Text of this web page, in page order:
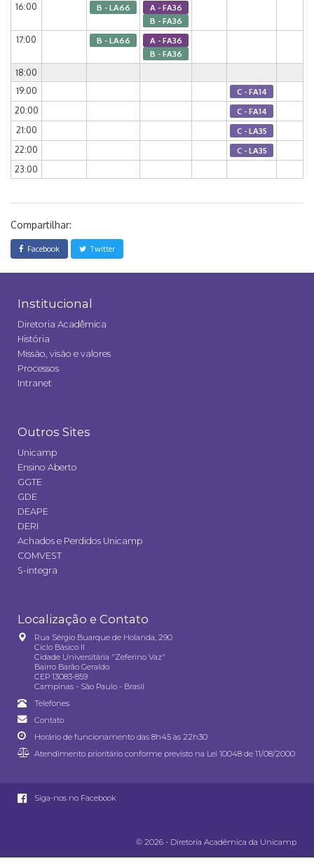
16:00 B - LA66
A - FA36
B - FA36
17:00 B - LA66
A - FA36
B - FA36
18:00
19:00
C - FA14
20:00 C - FA14
21:00 C - LA35
22:00 C - LA35
23:00
Compartilhar:
Facebook Twitter
Institucional
Diretoria Acadêmica
História
Missão, visão e valores
Processos
Intranet
Outros Sites
Unicamp
Ensino Aberto
GGTE
GDE
DEAPE
DERI
Achados e Perdidos Unicamp
COMVEST
S-integra
Localização e Contato
Rua Sérgio Buarque de Holanda, 290
Ciclo Básico II
Cidade Universitária "Zeferino Vaz"
Bairro Barão Geraldo
CEP 13083-859
Campinas - São Paulo - Brasil
Telefones
Contato
Horário de funcionamento das 8h45 às 22h30
Atendimento prioritário conforme previsto na Lei 10048 de 11/08/2000
Siga-nos no Facebook
© 2026 - Diretoria Acadêmica da Unicamp